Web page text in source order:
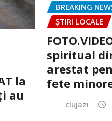
la
au
BREAKING
ȘTIRI LOCALE
spiritual
arestat
fete
clujazi